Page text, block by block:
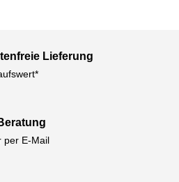
Lieferung
per E-Mail